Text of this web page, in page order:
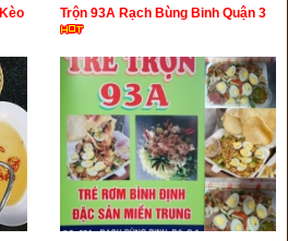
Trộn 93A Rạch Bùng Binh Quận 3